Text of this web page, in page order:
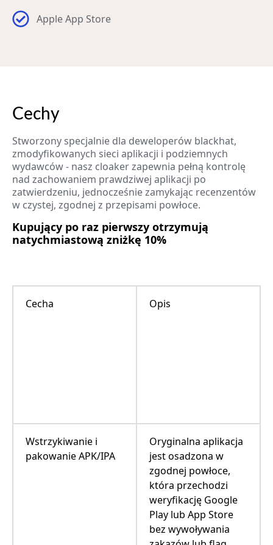
Apple App Store
Cechy
Stworzony specjalnie dla deweloperów blackhat,
zmodyfikowanych sieci aplikacji i podziemnych
wydawców - nasz cloaker zapewnia pełną kontrolę
nad zachowaniem prawdziwej aplikacji po
zatwierdzeniu, jednocześnie zamykając recenzentów
w czystej, zgodnej z przepisami powłoce.
Kupujący po raz pierwszy otrzymują
natychmiastową zniżkę 10%
Cecha Opis
Wstrzykiwanie i
pakowanie APK/IPA
Oryginalna aplikacja
jest osadzona w
zgodnej powłoce,
która przechodzi
weryfikację Google
Play lub App Store
bez wywoływania